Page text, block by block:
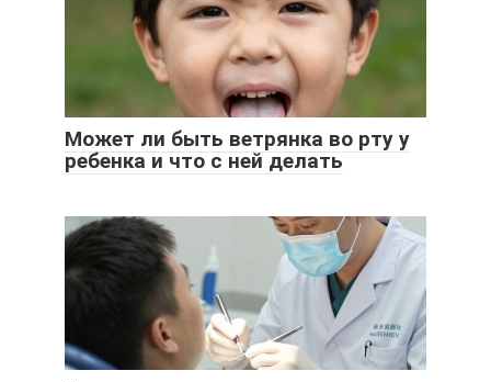
Может ли быть ветрянка во рту у
ребенка и что с ней делать